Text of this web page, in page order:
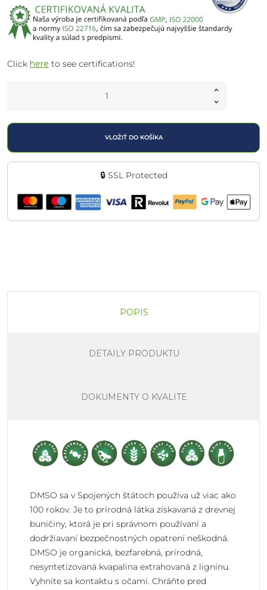
Click here to see certifications!
VLOŽIŤ DO KOŠÍKA
🔒 SSL Protected
POPIS
DETAILY PRODUKTU
DOKUMENTY O KVALITE
DMSO sa v Spojených štátoch používa už viac ako
100 rokov. Je to prírodná látka získavaná z drevnej
buničiny, ktorá je pri správnom používaní a
dodržiavaní bezpečnostných opatrení neškodná.
DMSO je organická, bezfarebná, prírodná,
nesyntetizovaná kvapalina extrahovaná z lignínu.
Vyhnite sa kontaktu s očami. Chráňte pred